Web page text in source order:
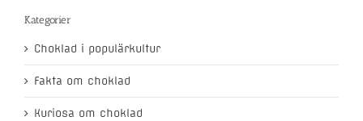
Kategorier
Choklad i populärkultur
Fakta om choklad
Kuriosa om choklad